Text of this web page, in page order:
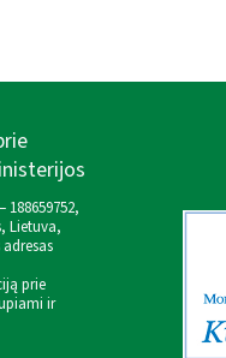
Lietuva,
prie
ir